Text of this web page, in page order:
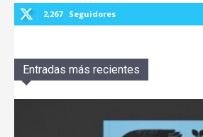
2,267 Seguidores
Entradas más recientes